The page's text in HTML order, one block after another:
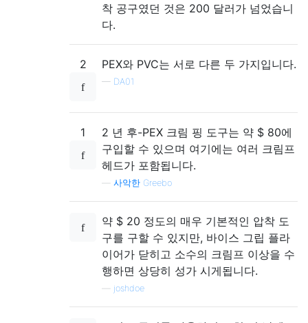
착 공구였던 것은 200 달러가 넘었습니
다.
2 PEX와 PVC는 서로 다른 두 가지입니다.
— DA01
1
2 년 후-PEX 크림 핑 도구는 약 $ 80에
구입할 수 있으며 여기에는 여러 크림프
헤드가 포함됩니다.
사악한 Greebo
약 $ 20 정도의 매우 기본적인 압착 도
구를 구할 수 있지만, 바이스 그립 플라
이어가 닫히고 소수의 크림프 이상을 수
행하면 상당히 성가 시게됩니다.
joshdoe